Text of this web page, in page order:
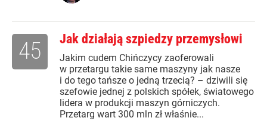
Jak działają szpiedzy przemysłowi
Jakim cudem Chińczycy zaoferowali
w przetargu takie same maszyny jak nasze
i do tego tańsze o jedną trzecią? – dziwili się
szefowie jednej z polskich spółek, światowego
lidera w produkcji maszyn górniczych.
Przetarg wart 300 mln zł właśnie...
45